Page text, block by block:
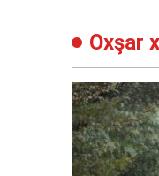
Oxşar